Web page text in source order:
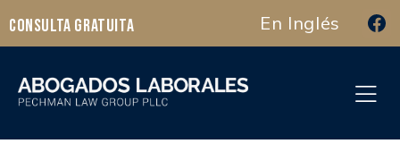
Consulta Gratuita En Inglés